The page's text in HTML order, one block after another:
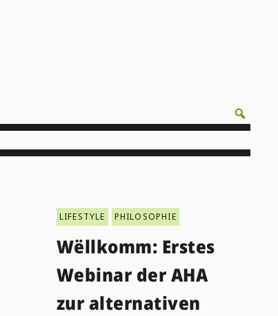
LIFESTYLE PHILOSOPHIE
Wëllkomm: Erstes
Webinar der AHA
zur alternativen